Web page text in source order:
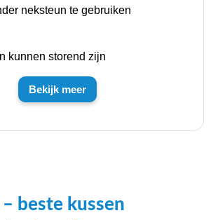
neksteun te gebruiken
kunnen storend zijn
Bekijk meer
beste kussen